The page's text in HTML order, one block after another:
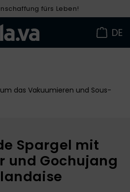
fürs Leben!
Versand in DE ab 49 €
DE
das Vakuumieren und Sous-
Spargel mit
und Gochujang